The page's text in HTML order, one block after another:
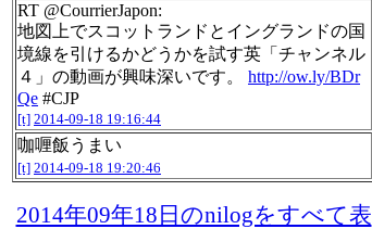
RT @CourrierJapon:
地図上でスコットランドとイングランドの国
境線を引けるかどうかを試す英「チャンネル
４」の動画が興味深いです。 http://ow.ly/BDr
Qe #CJP
[t] 2014-09-18 19:16:44
咖喱飯うまい
[t] 2014-09-18 19:20:46
2014年09年18日のnilogをすべて表